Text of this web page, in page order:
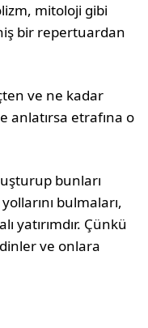
mitoloji gibi
bir repertuardan
ve ne kadar
an­latırsa etrafına o
bunları
bulmaları,
yatırımdır. Çünkü
ve onlara